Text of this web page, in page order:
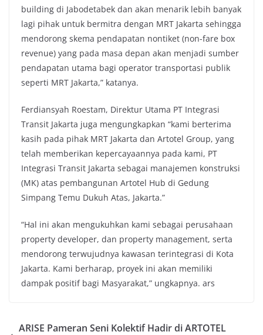
building di Jabodetabek dan akan menarik lebih banyak
lagi pihak untuk bermitra dengan MRT Jakarta sehingga
mendorong skema pendapatan nontiket (non-fare box
revenue) yang pada masa depan akan menjadi sumber
pendapatan utama bagi operator transportasi publik
seperti MRT Jakarta,” katanya.
Ferdiansyah Roestam, Direktur Utama PT Integrasi
Transit Jakarta juga mengungkapkan “kami berterima
kasih pada pihak MRT Jakarta dan Artotel Group, yang
telah memberikan kepercayaannya pada kami, PT
Integrasi Transit Jakarta sebagai manajemen konstruksi
(MK) atas pembangunan Artotel Hub di Gedung
Simpang Temu Dukuh Atas, Jakarta.”
“Hal ini akan mengukuhkan kami sebagai perusahaan
property developer, dan property management, serta
mendorong terwujudnya kawasan terintegrasi di Kota
Jakarta. Kami berharap, proyek ini akan memiliki
dampak positif bagi Masyarakat,” ungkapnya. ars
ARISE Pameran Seni Kolektif Hadir di ARTOTEL